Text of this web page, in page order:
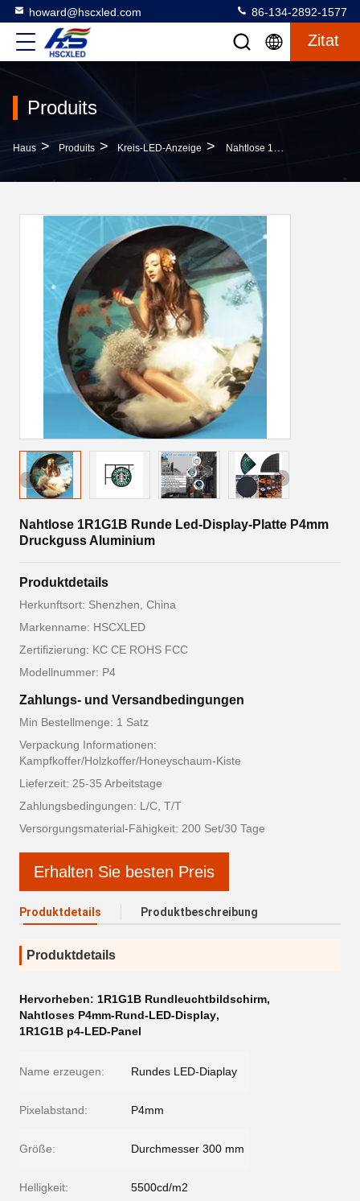
howard@hscxled.com 86-134-2892-1577
Zitat
Produits
Haus > Produits > Kreis-LED-Anzeige > Nahtlose 1R1G1B Runde Led-Display-Platte P4mm Druckguss Aluminium
Nahtlose 1R1G1B Runde Led-Display-Platte P4mm
Druckguss Aluminium
Produktdetails
Herkunftsort: Shenzhen, China
Markenname: HSCXLED
Zertifizierung: KC CE ROHS FCC
Modellnummer: P4
Zahlungs- und Versandbedingungen
Min Bestellmenge: 1 Satz
Verpackung Informationen:
Kampfkoffer/Holzkoffer/Honeyschaum-Kiste
Lieferzeit: 25-35 Arbeitstage
Zahlungsbedingungen: L/C, T/T
Versorgungsmaterial-Fähigkeit: 200 Set/30 Tage
Erhalten Sie besten Preis
Produktdetails Produktbeschreibung
Produktdetails
Hervorheben: 1R1G1B Rundleuchtbildschirm,
Nahtloses P4mm-Rund-LED-Display,
1R1G1B p4-LED-Panel
Name erzeugen: Rundes LED-Diaplay
Pixelabstand: P4mm
Größe: Durchmesser 300 mm
Helligkeit: 5500cd/m2